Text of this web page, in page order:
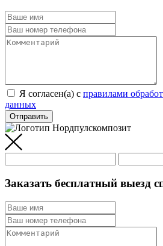
Я согласен(а) c правилами
данных
Отправить
Заказать бесплатный выезд